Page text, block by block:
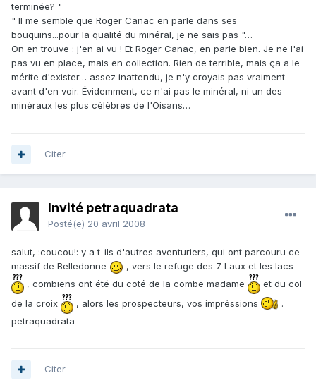
terminée? "
" Il me semble que Roger Canac en parle dans ses
bouquins...pour la qualité du minéral, je ne sais pas "…
On en trouve : j'en ai vu ! Et Roger Canac, en parle bien. Je ne l'ai
pas vu en place, mais en collection. Rien de terrible, mais ça a le
mérite d'exister… assez inattendu, je n'y croyais pas vraiment
avant d'en voir. Évidemment, ce n'ai pas le minéral, ni un des
minéraux les plus célèbres de l'Oisans…
Citer
Invité petraquadrata
Posté(e) 20 avril 2008
salut, :coucou!: y a t-ils d'autres aventuriers, qui ont parcouru ce
massif de Belledonne
, vers le refuge des 7 Laux et les lacs
, combiens ont été du coté de la combe madame
et du col
de la croix
, alors les prospecteurs, vos impréssions
.
petraquadrata
Citer